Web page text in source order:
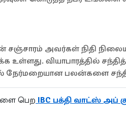
சஞ்சாரம் அவர்கள் நிதி
உள்ளது. வியாபாரத்தில்
நேர்மறையான பலன்களை
பெற IBC பக்தி வாட்ஸ் அப்